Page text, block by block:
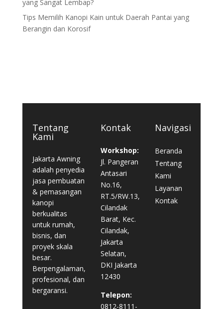
yang Sangat Lembap?
Tips Memilih Kanopi Kain untuk Daerah Pantai yang
Berangin dan Korosif
Tentang
Kami
Jakarta Awning
adalah penyedia
jasa pembuatan
& pemasangan
kanopi
berkualitas
untuk rumah,
bisnis, dan
proyek skala
besar.
Berpengalaman,
profesional, dan
bergaransi.
Kontak
Workshop:
Jl. Pangeran
Antasari
No.16,
RT.5/RW.13,
Cilandak
Barat, Kec.
Cilandak,
Jakarta
Selatan,
DKI Jakarta
12430
Telepon:
0812-8111-
Navigasi
Beranda
Tentang
Kami
Layanan
Kontak